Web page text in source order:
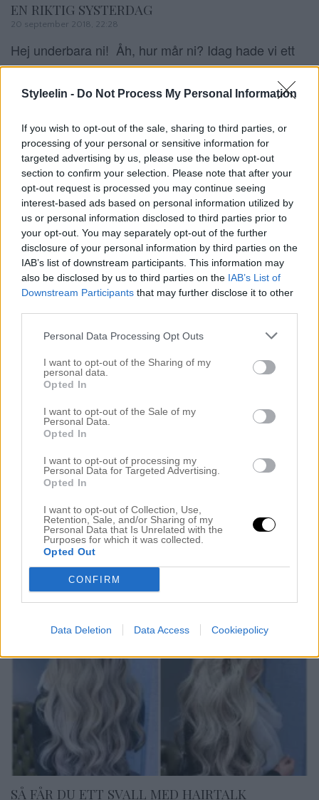
Styleelin - Do Not Process My Personal Information
If you wish to opt-out of the sale, sharing to third parties, or
processing of your personal or sensitive information for
targeted advertising by us, please use the below opt-out
section to confirm your selection. Please note that after your
opt-out request is processed you may continue seeing
interest-based ads based on personal information utilized by
us or personal information disclosed to third parties prior to
your opt-out. You may separately opt-out of the further
disclosure of your personal information by third parties on the
IAB’s list of downstream participants. This information may
also be disclosed by us to third parties on the IAB’s List of
Downstream Participants that may further disclose it to other
Personal Data Processing Opt Outs
I want to opt-out of the Sharing of my
personal data.
Opted In
I want to opt-out of the Sale of my
Personal Data.
Opted In
I want to opt-out of processing my
Personal Data for Targeted Advertising.
Opted In
I want to opt-out of Collection, Use,
Retention, Sale, and/or Sharing of my
Personal Data that Is Unrelated with the
Purposes for which it was collected.
Opted Out
CONFIRM
Data Deletion Data Access Cookiepolicy
EN RIKTIG SYSTERDAG
20 september 2018, 22:28
Hej underbara ni! Åh, hur mår ni? Idag hade vi ett
Skype-möte med videografen, vilken kille alltså. En
timme gick så snabbt och vi fick så mycket gjort och
för att det var dags att renovera min lilla-systers hår.
Hon har keratin-pluppar i håret […]
SÅ FÅR DU ETT TJOCKARE OCH FYLLIGARE
28 september 2016, 16:41
HEJ VÄNNER! Ni vet ju att jag älskar enkla
lösningar och alternativ som betyder mycket för
självkänslan (och fåfängan). Jag gör väldigt många
hårförtjockningar på mina kunder och den är en
metod som är väldigt enkel att göra men ger
underbara resultat. Självklart använder jag Hairtalk
som metod. Här har vi min kund Anna som […]
SÅ FÅR DU ETT SVALL MED HAIRTALK